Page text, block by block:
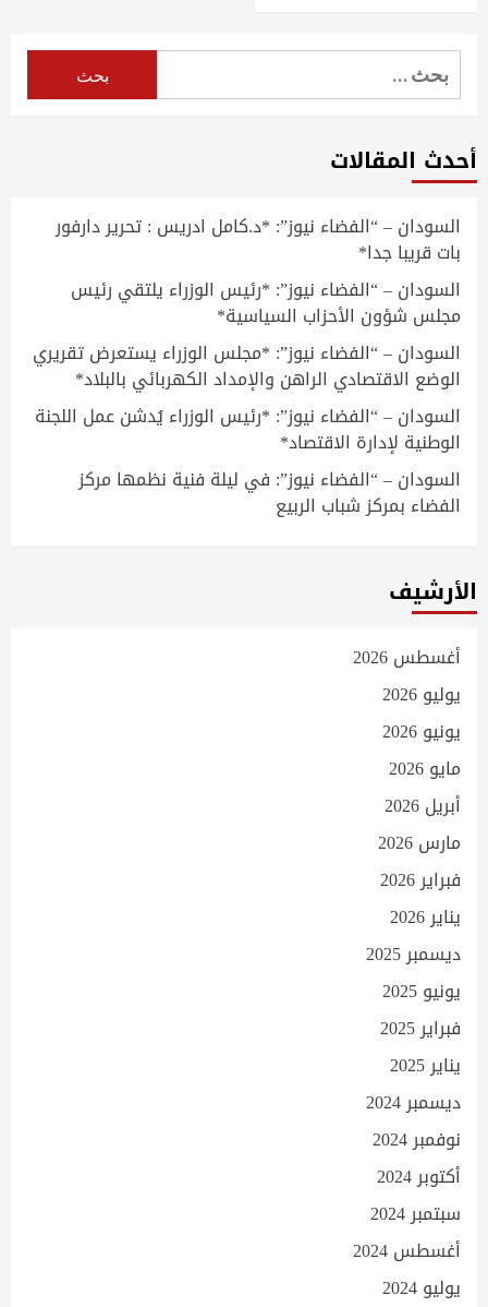
البحث
عن:
أحدث المقالات
السودان – “الفضاء نيوز”: *د.كامل ادريس : تحرير دارفور
بات قريبا جدا*
السودان – “الفضاء نيوز”: *رئيس الوزراء يلتقي رئيس
مجلس شؤون الأحزاب السياسية*
السودان – “الفضاء نيوز”: *مجلس الوزراء يستعرض تقريري
الوضع الاقتصادي الراهن والإمداد الكهربائي بالبلاد*
السودان – “الفضاء نيوز”: *رئيس الوزراء يُدشن عمل اللجنة
الوطنية لإدارة الاقتصاد*
السودان – “الفضاء نيوز”: في ليلة فنية نظمها مركز
الفضاء بمركز شباب الربيع
الأرشيف
أغسطس 2026
يوليو 2026
يونيو 2026
مايو 2026
أبريل 2026
مارس 2026
فبراير 2026
يناير 2026
ديسمبر 2025
يونيو 2025
فبراير 2025
يناير 2025
ديسمبر 2024
نوفمبر 2024
أكتوبر 2024
سبتمبر 2024
أغسطس 2024
يوليو 2024